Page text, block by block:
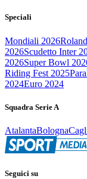
Speciali
Mondiali 2026
2026Scudetto Inter
2026Super Bowl
Riding Fest 2025
2024Euro 2024
Squadra Serie A
AtalantaBologna
Seguici su